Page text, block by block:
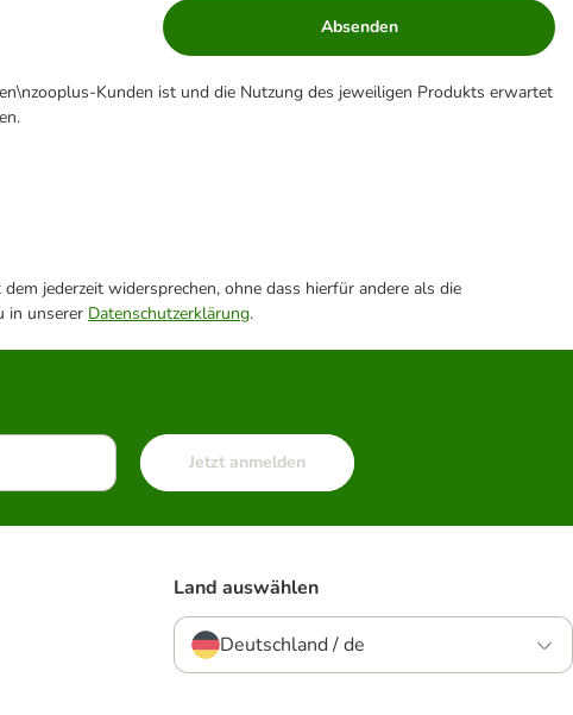
Absenden
Kunden ist und die Nutzung des jeweiligen Produkts erwartet
jederzeit widersprechen, ohne dass hierfür andere als die
in unserer Datenschutzerklärung.
Jetzt anmelden
Land auswählen
Deutschland / de